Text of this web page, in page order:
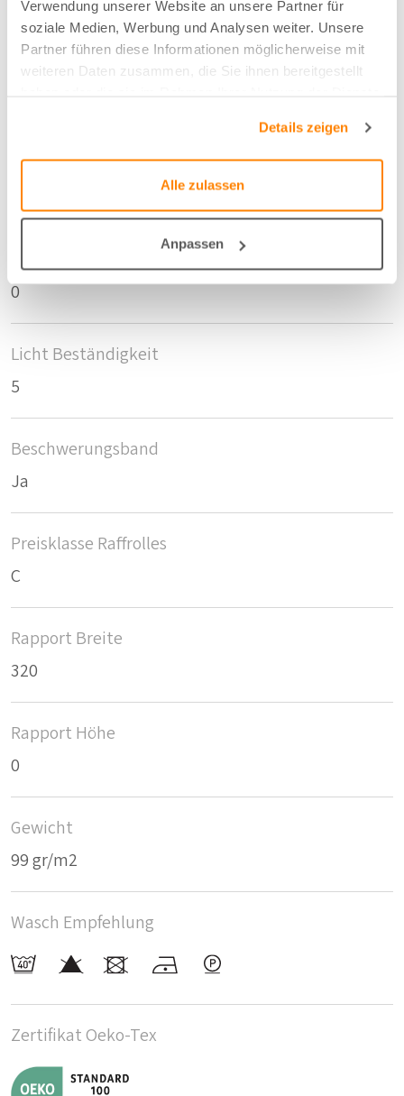
Verwendung unserer Website an unsere Partner für
soziale Medien, Werbung und Analysen weiter. Unsere
Partner führen diese Informationen möglicherweise mit
weiteren Daten zusammen, die Sie ihnen bereitgestellt
Details zeigen
Alle zulassen
Anpassen
320 cm
Anzahl der Fläschen pro m2
Schrumpfmass Höhe
0
Licht Beständigkeit
5
Beschwerungsband
Ja
Preisklasse Raffrolles
C
Rapport Breite
320
Rapport Höhe
0
Gewicht
99 gr/m2
Wasch Empfehlung
Zertifikat Oeko-Tex